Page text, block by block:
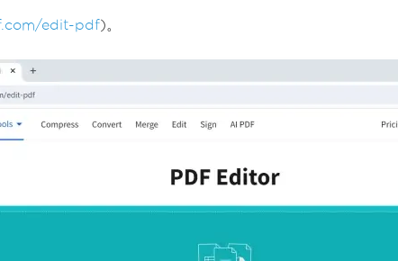
edit-pdf)。